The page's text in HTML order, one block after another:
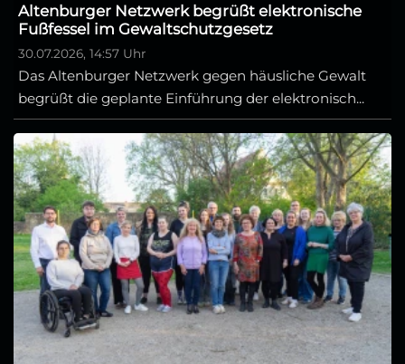
Altenburger Netzwerk begrüßt elektronische
Fußfessel im Gewaltschutzgesetz
30.07.2026, 14:57 Uhr
Das Altenburger Netzwerk gegen häusliche Gewalt
begrüßt die geplante Einführung der elektronisch...